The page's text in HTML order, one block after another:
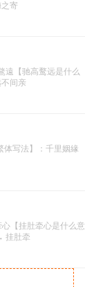
寄
遠【驰高鹜远是什么
间亲
体写法】：千里姻緣
心【挂肚牵心是什么意
挂肚牵